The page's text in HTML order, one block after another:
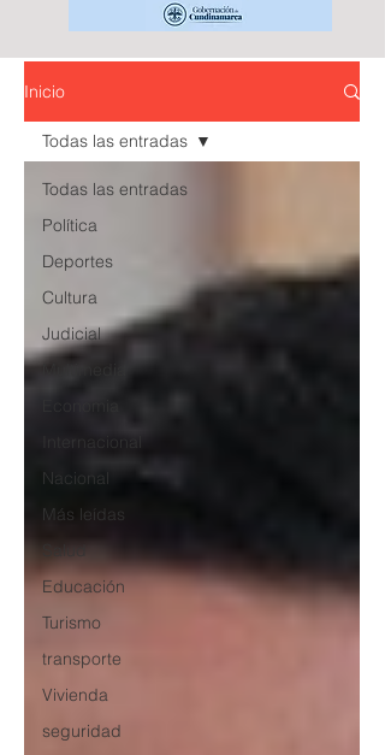
Inicio
Todas las entradas
Política
Deportes
Cultura
Judicial
Internacional
Nacional
Más leídas
Salud
Educación
Turismo
transporte
Vivienda
seguridad
Todas las entradas